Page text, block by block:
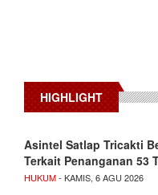
HIGHLIGHT
Asintel Satlap Tricakti
Terkait Penanganan 53
HUKUM- KAMIS, 6 AGU 2026